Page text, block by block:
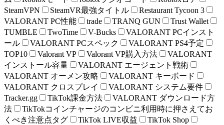
SteamVPN
SteamVR最強タイトル
Restaurant Tycoon 3
VALORANT PC性能
trade TRANQ GUN
Trust Wallet
TUMBLE
TwoTime V-Bucks
VALORANT PCインスト
ール
VALORANT PCスペック
VALORANT PS4予定
TOP10
Valorant VP Valorant VP購入方法
VALORANT
インストール容量
VALORANT エージェント戦術
VALORANT オーメン攻略
VALORANT キーボード
VALORANT クロスプレイ
VALORANT システム要件
Tracker.gg
TikTok課金方法
VALORANT ダウンロード方
法
TikTokコインチャージのコンビニ利用時に押さえてお
くべき注意点タグ
TikTok LIVE収益
TikTok Shop